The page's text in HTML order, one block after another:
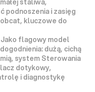
staliwa,
podnoszenia i zasięg
kluczowe do
Jako flagowy model
dużą, cichą
system Sterowania
dotykowy,
i diagnostykę